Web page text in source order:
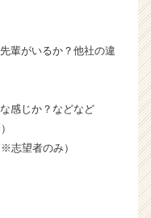
輩がいるか？他社の違
感じか？などなど
志望者のみ）